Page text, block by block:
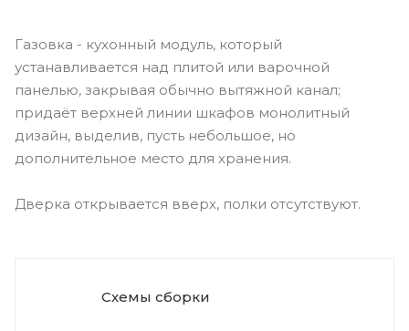
Газовка - кухонный модуль, который
устанавливается над плитой или варочной
панелью, закрывая обычно вытяжной канал;
придаёт верхней линии шкафов монолитный
дизайн, выделив, пусть небольшое, но
дополнительное место для хранения.
Дверка открывается вверх, полки отсутствуют.
Схемы сборки